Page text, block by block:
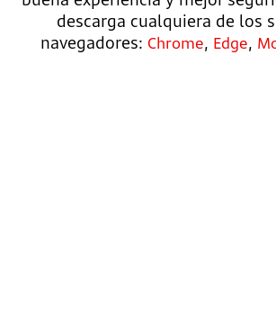
descarga cualquiera de los
navegadores: Chrome, Edge,